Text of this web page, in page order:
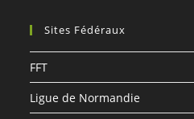
Sites Fédéraux
FFT
Ligue de Normandie